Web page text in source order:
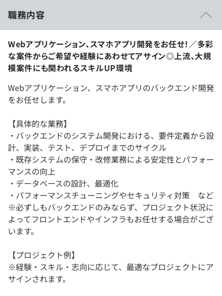
職務内容
Webアプリケーション、スマホアプリ開発をお任せ！／多彩
な案件からご希望や経験にあわせてアサイン◎上流、大規
模案件にも関われるスキルUP環境
Webアプリケーション、スマホアプリのバックエンド開発
をお任せします。
【具体的な業務】
・バックエンドのシステム開発における、要件定義から設
計、実装、テスト、デプロイまでのサイクル
・既存システムの保守・改修業務による安定性とパフォー
マンスの向上
・データベースの設計、最適化
・パフォーマンスチューニングやセキュリティ対策 など
※必ずしもバックエンドのみならず、プロジェクト状況に
よってフロントエンドやインフラもお任せする場合がござ
います。
【プロジェクト例】
※経験・スキル・志向に応じて、最適なプロジェクトにア
サインされます。